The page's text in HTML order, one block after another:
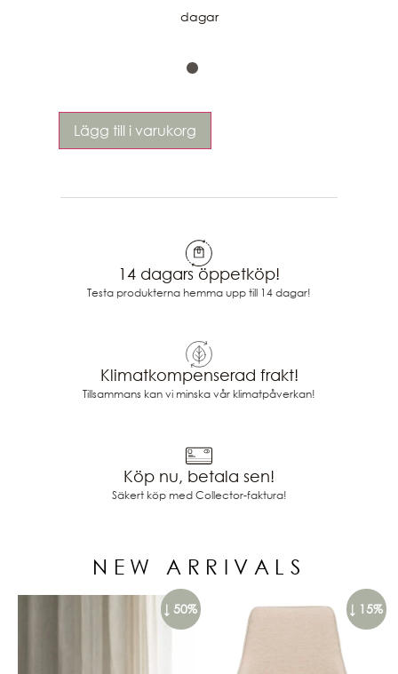
dagar
Lägg till i varukorg
14 dagars öppetköp!
Testa produkterna hemma upp till 14 dagar!
Klimatkompenserad frakt!
Tillsammans kan vi minska vår klimatpåverkan!
Köp nu, betala sen!
Säkert köp med Collector-faktura!
NEW ARRIVALS
↓ 50% ↓ 15%